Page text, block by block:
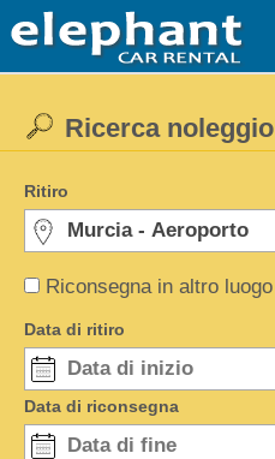
Riconsegna in altro luogo
Ricerca noleggio
Ritiro
Data di ritiro
Data di riconsegna